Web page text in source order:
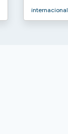
internacional